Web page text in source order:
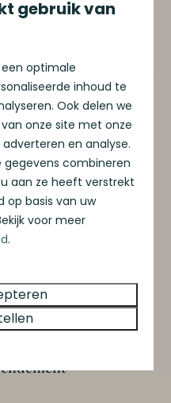
gebruik van
optimale
inhoud te
Ook delen we
onze site met onze
en analyse.
gegevens combineren
aan ze heeft verstrekt
op basis van uw
voor meer
.